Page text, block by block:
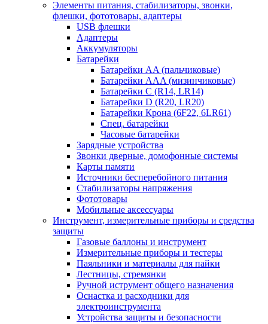
Элементы питания, стабилизаторы, звонки,
флешки, фототовары, адаптеры
USB флешки
Адаптеры
Аккумуляторы
Батарейки
Батарейки AA (пальчиковые)
Батарейки AAA (мизинчиковые)
Батарейки C (R14, LR14)
Батарейки D (R20, LR20)
Батарейки Крона (6F22, 6LR61)
Спец. батарейки
Часовые батарейки
Зарядные устройства
Звонки дверные, домофонные системы
Карты памяти
Источники бесперебойного питания
Стабилизаторы напряжения
Фототовары
Мобильные аксессуары
Инструмент, измерительные приборы и средства
защиты
Газовые баллоны и инструмент
Измерительные приборы и тестеры
Паяльники и материалы для пайки
Лестницы, стремянки
Ручной иструмент общего назначения
Оснастка и расходники для
электроинструмента
Устройства защиты и безопасности